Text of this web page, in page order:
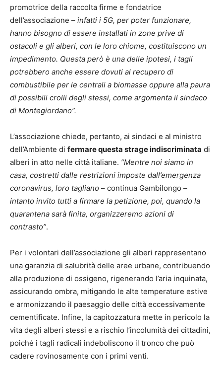
promotrice della raccolta firme e fondatrice
dell’associazione – infatti i 5G, per poter funzionare,
hanno bisogno di essere installati in zone prive di
ostacoli e gli alberi, con le loro chiome, costituiscono un
impedimento. Questa però è una delle ipotesi, i tagli
potrebbero anche essere dovuti al recupero di
combustibile per le centrali a biomasse oppure alla paura
di possibili crolli degli stessi, come argomenta il sindaco
di Montegiordano”.
L’associazione chiede, pertanto, ai sindaci e al ministro
dell’Ambiente di fermare questa strage indiscriminata di
alberi in atto nelle città italiane. “Mentre noi siamo in
casa, costretti dalle restrizioni imposte dall’emergenza
coronavirus, loro tagliano – continua Gambilongo –
intanto invito tutti a firmare la petizione, poi, quando la
quarantena sarà finita, organizzeremo azioni di
contrasto”.
Per i volontari dell’associazione gli alberi rappresentano
una garanzia di salubrità delle aree urbane, contribuendo
alla produzione di ossigeno, rigenerando l’aria inquinata,
assicurando ombra, mitigando le alte temperature estive
e armonizzando il paesaggio delle città eccessivamente
cementificate. Infine, la capitozzatura mette in pericolo la
vita degli alberi stessi e a rischio l’incolumità dei cittadini,
poiché i tagli radicali indeboliscono il tronco che può
cadere rovinosamente con i primi venti.